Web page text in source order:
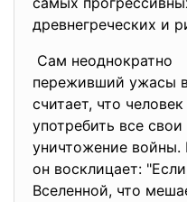
древнегреческих и
Сам неоднократно
переживший ужасы
считает, что
употребить все
уничтожение войны.
он восклицает:
Вселенной, что